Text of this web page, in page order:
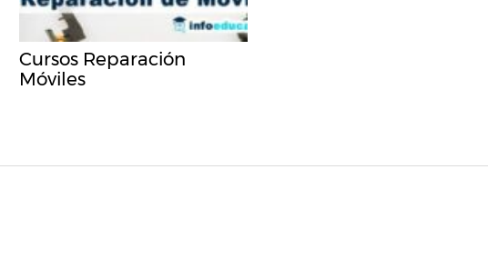
Cursos Reparación
Móviles